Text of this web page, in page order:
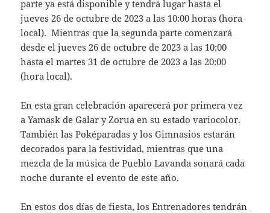
parte ya está disponible y tendrá lugar hasta el
jueves 26 de octubre de 2023 a las 10:00 horas (hora
local). Mientras que la segunda parte comenzará
desde el jueves 26 de octubre de 2023 a las 10:00
hasta el martes 31 de octubre de 2023 a las 20:00
(hora local).
En esta gran celebración aparecerá por primera vez
a Yamask de Galar y Zorua en su estado variocolor.
También las Poképaradas y los Gimnasios estarán
decorados para la festividad, mientras que una
mezcla de la música de Pueblo Lavanda sonará cada
noche durante el evento de este año.
En estos dos días de fiesta, los Entrenadores tendrán